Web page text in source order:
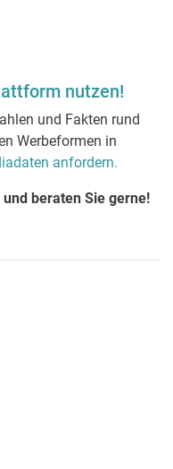
nutzen!
und Fakten rund
Werbeformen in
anfordern.
beraten Sie gerne!